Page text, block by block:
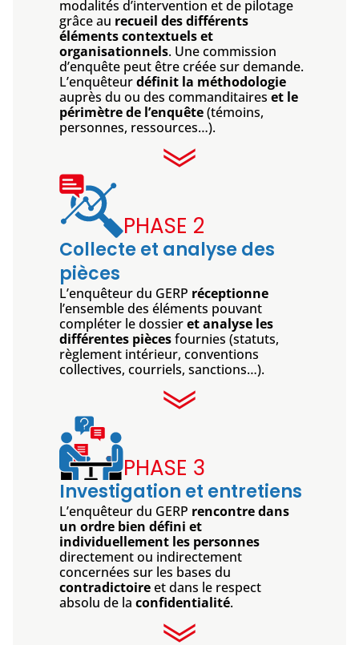
modalités d’intervention et de pilotage
grâce au recueil des différents
éléments contextuels et
organisationnels. Une commission
d’enquête peut être créée sur demande.
L’enquêteurdéfinit la méthodologie
auprès du ou des commanditaireset le
périmètre de l’enquête(témoins,
personnes, ressources…).
PHASE 2
Collecte et analyse des
pièces
L’enquêteur du GERP réceptionne
l’ensemble des éléments pouvant
compléter le dossieret analyse les
différentes piècesfournies (statuts,
règlement intérieur, conventions
collectives, courriels, sanctions…).
PHASE 3
Investigation et entretiens
L’enquêteur du GERP rencontre dans
un ordre bien défini et
individuellement les personnes
directement ou indirectement
concernées sur les bases du
contradictoireet dans le respect
absolu de laconfidentialité.